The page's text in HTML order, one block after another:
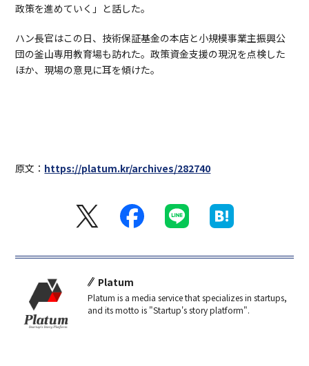
政策を進めていく」と話した。
ハン長官はこの日、技術保証基金の本店と小規模事業主振興公
団の釜山専用教育場も訪れた。政策資金支援の現況を点検した
ほか、現場の意見に耳を傾けた。
原文： https://platum.kr/archives/282740
Platum
Platum is a media service that specializes in startups,
and its motto is "Startup's story platform".